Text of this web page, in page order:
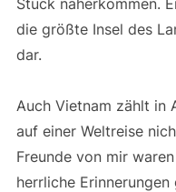
die größte Insel des
dar.
Auch Vietnam zählt in
auf einer Weltreise
Freunde von mir
herrliche